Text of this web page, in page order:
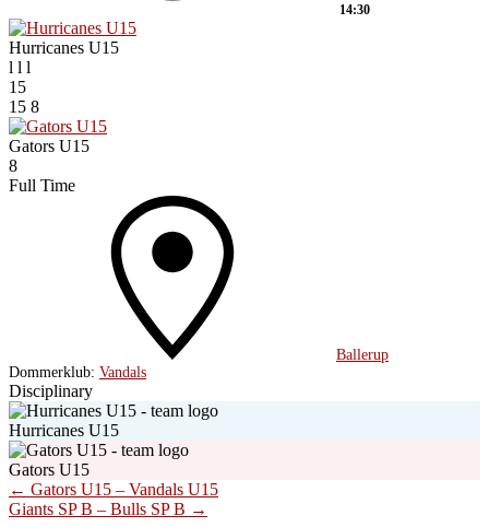
14:30
Hurricanes U15
l l l
15
15 8
Gators U15
8
Full Time
Ballerup
Dommerklub: Vandals
Disciplinary
Hurricanes U15
Gators U15
Post
navigation
← Gators U15 – Vandals U15
Giants SP B – Bulls SP B →